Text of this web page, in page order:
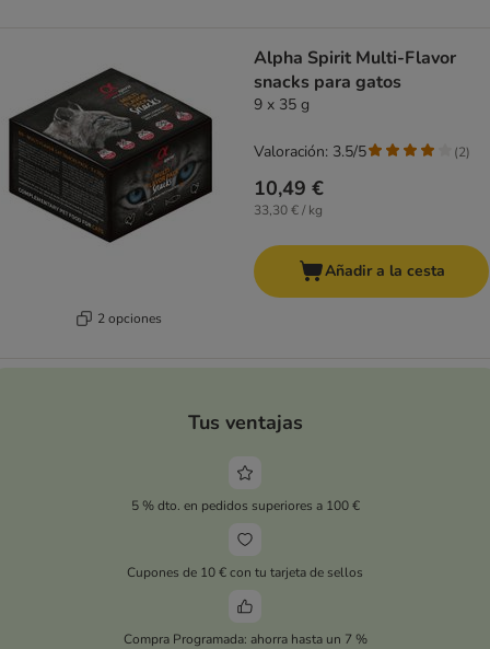
2 opciones
Alpha Spirit Multi-Flavor
snacks para gatos
9 x 35 g
10,49 €
33,30 € / kg
Valoración: 3.5/5 (2)
Añadir a la cesta
Tus ventajas
5 % dto. en pedidos superiores a 100 €
Cupones de 10 € con tu tarjeta de sellos
Compra Programada: ahorra hasta un 7 %